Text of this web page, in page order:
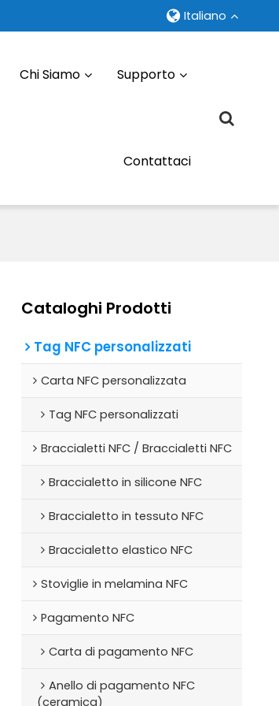
Italiano
Chi Siamo Supporto
Contattaci
Cataloghi Prodotti
Tag NFC personalizzati
Carta NFC personalizzata
Tag NFC personalizzati
Braccialetti NFC / Braccialetti NFC
Braccialetto in silicone NFC
Braccialetto in tessuto NFC
Braccialetto elastico NFC
Stoviglie in melamina NFC
Pagamento NFC
Carta di pagamento NFC
Anello di pagamento NFC
(ceramica)